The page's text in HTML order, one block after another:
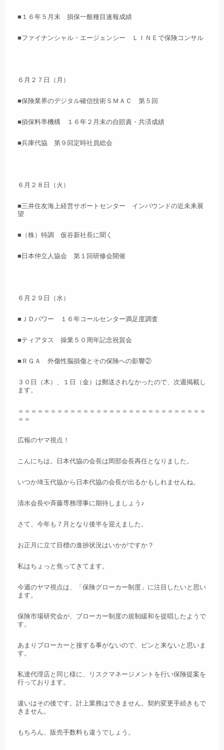
■１６年５月末 損保一般種目速報成績
■ファイナンシャル・エージェンシー ＬＩＮＥで保険コンサル
６月２７日（月）
■保険業界のデジタル確信技術ＳＭＡＣ 第５回
■損保料率機構 １６年２月末の自賠責・共済成績
■兵庫代協 第９回定時社員総会
６月２８日（火）
■三井住友海上経営サポートセンター インバウンドの近未来展
望
■（株）特調 仮谷新社長に聞く
■日本仲立人協会 第１回研修会開催
６月２９日（水）
■ＪＤパワー １６年コールセンター満足度調査
■ティアタス 操業５０周年記念祝賀会
■ＲＧＡ 外傷性脳損傷とその保険への影響②
３０日（木）、１日（金）は郵送されなかったので、次週掲載し
ます。
＝＝＝＝＝＝＝＝＝＝＝＝＝＝＝＝＝＝＝＝＝＝＝＝＝＝＝＝＝
＝＝
広報のヤマ視点！
こんにちは。日本代協の会長は岡部会長再任となりました。
いつか埼玉代協から日本代協の会長が出るかもしれませんね。
清水会長や斉藤専務理事に期待しましょう♪
さて、今年も７月となり後半を迎えました。
お正月に立て目標の進捗状況はいかがですか？
私はちょっと焦ってきてます。
今週のヤマ視点は、「保険グローカー制度」に注目したいと思い
ます。
保険市場研究会が、ブローカー制度の規制緩和を提唱したようで
す。
あまりブローカーと接する事がないので、ピンと来ないと思いま
す。
私達代理店と同じ様に、リスクマネージメントを行い保険提案を
行っております。
違いはその後です。計上業務はできません。契約変更手続きもで
きません。
もちろん、販売手数料も違うでしょう。